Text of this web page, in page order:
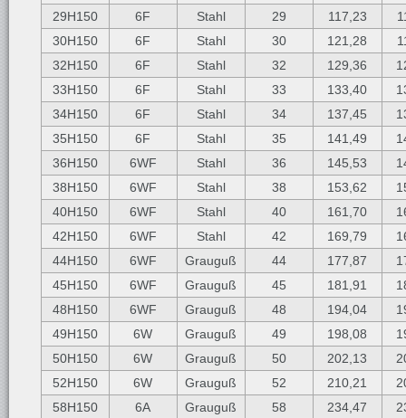
29H150
6F Stahl 29 117,23
30H150
6F Stahl 30 121,28
32H150
6F Stahl 32 129,36
33H150
6F Stahl 33 133,40
34H150
6F Stahl 34 137,45
35H150
6F Stahl 35 141,49
36H150
6WF Stahl 36 145,53
38H150
6WF Stahl 38 153,62
40H150
6WF Stahl 40 161,70
42H150
6WF Stahl 42 169,79
44H150
6WF Grauguß 44 177,87
45H150
6WF Grauguß 45 181,91
48H150
6WF Grauguß 48 194,04
49H150
6W Grauguß 49 198,08
50H150
6W Grauguß 50 202,13
52H150
6W Grauguß 52 210,21
58H150
6A Grauguß 58 234,47